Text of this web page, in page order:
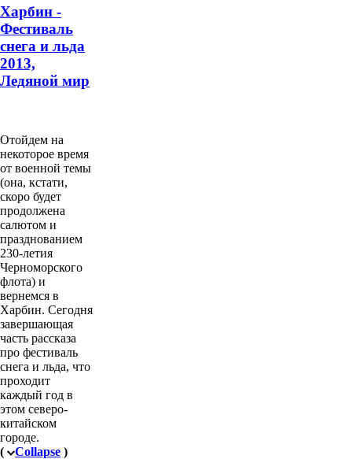
Харбин -
Фестиваль
снега и льда
2013,
Ледяной мир
Отойдем на
некоторое время
от военной темы
(она, кстати,
скоро будет
продолжена
салютом и
празднованием
230-летия
Черноморского
флота) и
вернемся в
Харбин. Сегодня
завершающая
часть рассказа
про фестиваль
снега и льда, что
проходит
каждый год в
этом северо-
китайском
городе.
(
Collapse )